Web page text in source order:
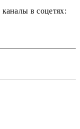
в соцетях: